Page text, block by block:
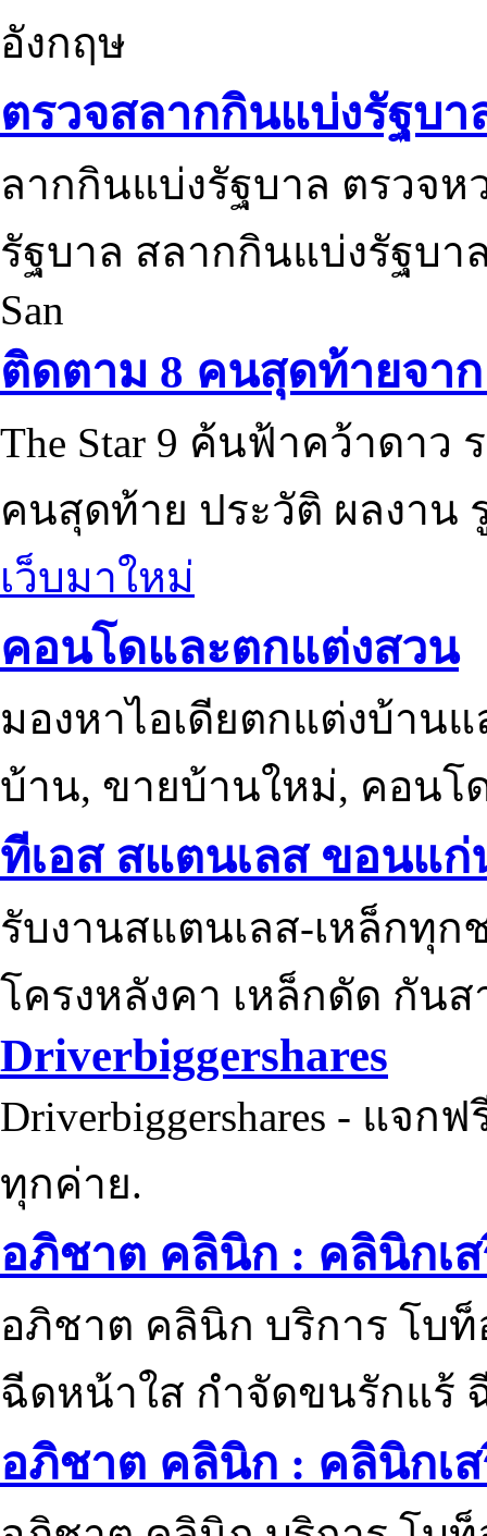
อังกฤษ
ตรวจสลากกินแบ่งรัฐบา
ลากกินแบ่งรัฐบาล ตรวจ
รัฐบาล สลากกินแบ่งรัฐบา
San
ติดตาม 8 คนสุดท้ายจาก
The Star 9 ค้นฟ้าคว้าดาว
คนสุดท้าย ประวัติ ผลงาน
เว็บมาใหม่
คอนโดและตกแต่งสวน
มองหาไอเดียตกแต่งบ้าน
บ้าน, ขายบ้านใหม่, คอนโ
ทีเอส สแตนเลส ขอนแก่
รับงานสแตนเลส-เหล็กทุ
โครงหลังคา เหล็กดัด กัน
Driverbiggershares
Driverbiggershares - แจก
ทุกค่าย.
อภิชาต คลินิก : คลินิกเ
อภิชาต คลินิก บริการ โบ
ฉีดหน้าใส กำจัดขนรักแร้
อภิชาต คลินิก : คลินิกเ